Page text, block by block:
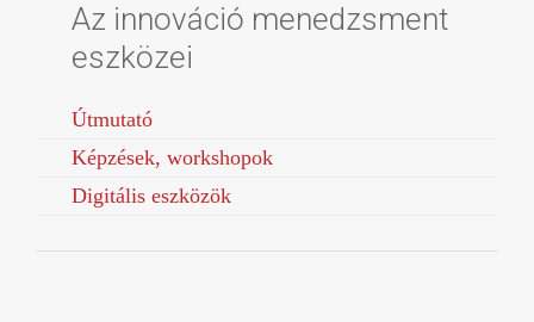
Az innováció menedzsment
eszközei
Útmutató
Képzések, workshopok
Digitális eszközök